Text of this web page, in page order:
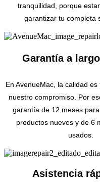
tranquilidad, porque
garantizar tu completa
Garantía a
En AvenueMac, la calidad
nuestro compromiso. Por
garantía de 12 meses
productos nuevos y de 6
usados.
Asistencia